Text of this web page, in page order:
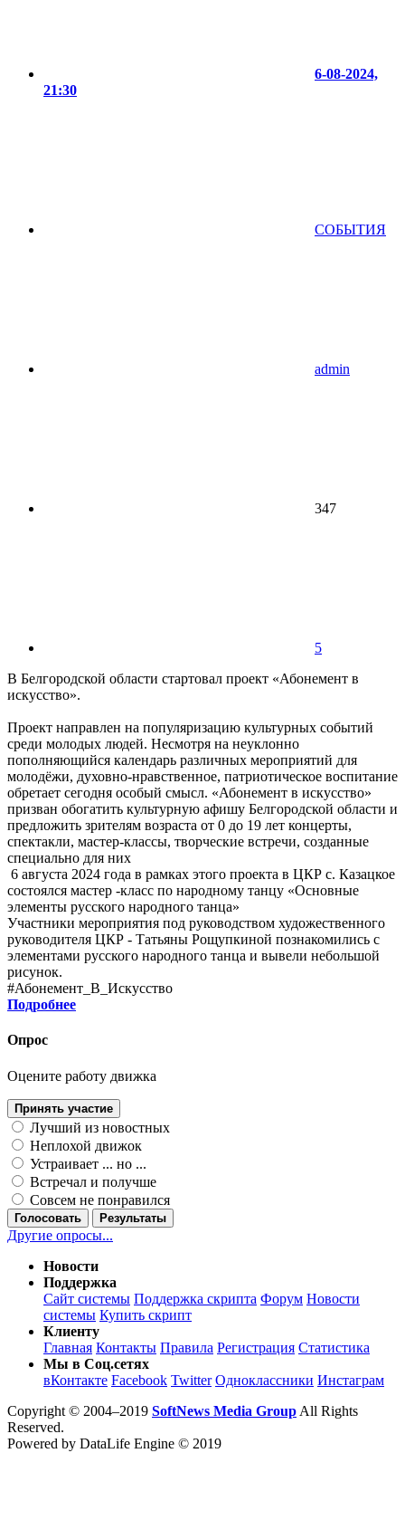
6-08-2024,
21:30
СОБЫТИЯ
admin
347
5
В Белгородской области стартовал проект «Абонемент в
искусство».
Проект направлен на популяризацию культурных событий
среди молодых людей. Несмотря на неуклонно
пополняющийся календарь различных мероприятий для
молодёжи, духовно-нравственное, патриотическое воспитание
обретает сегодня особый смысл. «Абонемент в искусство»
призван обогатить культурную афишу Белгородской области и
предложить зрителям возраста от 0 до 19 лет концерты,
спектакли, мастер-классы, творческие встречи, созданные
специально для них
6 августа 2024 года в рамках этого проекта в ЦКР с. Казацкое
состоялся мастер -класс по народному танцу «Основные
элементы русского народного танца»
Участники мероприятия под руководством художественного
руководителя ЦКР - Татьяны Рощупкиной познакомились с
элементами русского народного танца и вывели небольшой
рисунок.
#Абонемент_В_Искусство
Подробнее
Опрос
Оцените работу движка
Принять участие
Лучший из новостных
Неплохой движок
Устраивает ... но ...
Встречал и получше
Совсем не понравился
Голосовать Результаты
Другие опросы...
Новости
Поддержка
Сайт системы Поддержка скрипта Форум Новости
системы Купить скрипт
Клиенту
Главная Контакты Правила Регистрация Статистика
Мы в Соц.сетях
вКонтакте Facebook Twitter Одноклассники Инстаграм
Copyright © 2004–2019 SoftNews Media Group All Rights
Reserved.
Powered by DataLife Engine © 2019